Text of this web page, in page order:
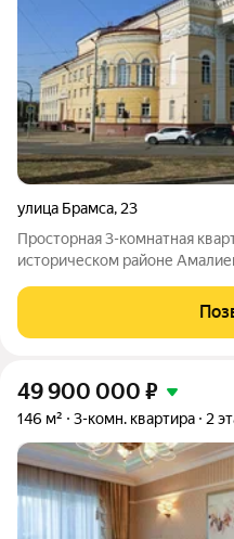
улица Брамса, 23
Просторная 3-комнатная
историческом районе
месте с уникальной аурой,
Площадь: 86,2 м2, жилая 51,4
49 900 000 ₽
146 м² 3-комн. квартира 2